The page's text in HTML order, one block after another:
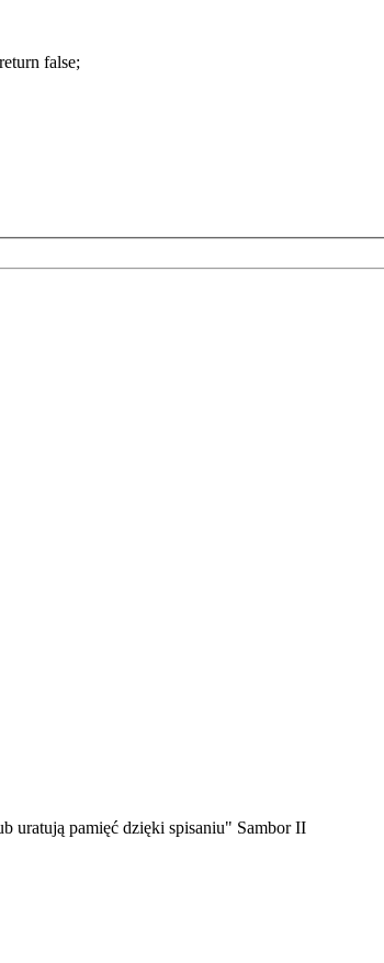
false;
uratują pamięć dzięki spisaniu" Sambor II